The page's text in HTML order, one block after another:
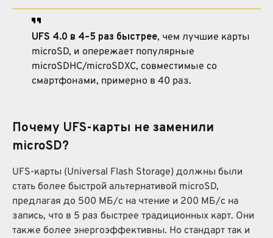
UFS 4.0 в 4–5 раз быстрее, чем лучшие карты
microSD, и опережает популярные
microSDHC/microSDXC, совместимые со
смартфонами, примерно в 40 раз.
Почему UFS-карты не заменили
microSD?
UFS-карты (Universal Flash Storage) должны были
стать более быстрой альтернативой microSD,
предлагая до 500 МБ/с на чтение и 200 МБ/с на
запись, что в 5 раз быстрее традиционных карт. Они
также более энергоэффективны. Но стандарт так и